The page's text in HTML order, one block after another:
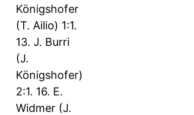
Königshofer
(T. Ailio) 1:1.
13. J. Burri
(J.
Königshofer)
2:1. 16. E.
Widmer (J.